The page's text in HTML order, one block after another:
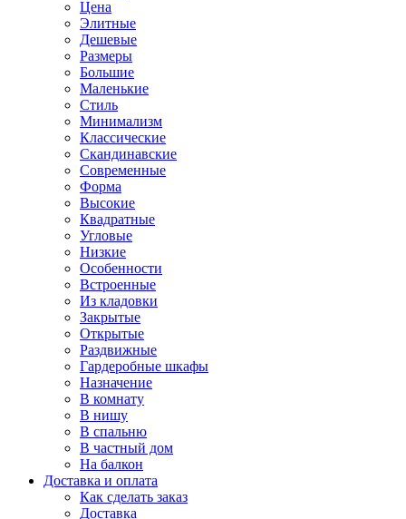
Цена
Элитные
Дешевые
Размеры
Большие
Маленькие
Стиль
Минимализм
Классические
Скандинавские
Современные
Форма
Высокие
Квадратные
Угловые
Низкие
Особенности
Встроенные
Из кладовки
Закрытые
Открытые
Раздвижные
Гардеробные шкафы
Назначение
В комнату
В нишу
В спальню
В частный дом
На балкон
Доставка и оплата
Как сделать заказ
Доставка